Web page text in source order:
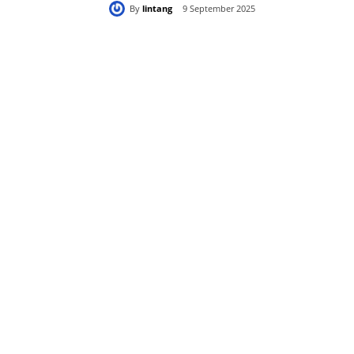
By lintang 9 September 2025